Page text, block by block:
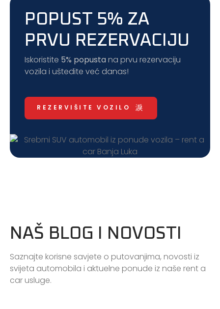
POPUST 5% ZA
PRVU REZERVACIJU
Iskoristite 5% popustana prvu rezervaciju
vozila i uštedite već danas!
REZERVIŠITE VOZILO
NAŠ BLOG I NOVOSTI
Saznajte korisne savjete o putovanjima, novosti iz
svijeta automobila i aktuelne ponude iz naše rent a
car usluge.